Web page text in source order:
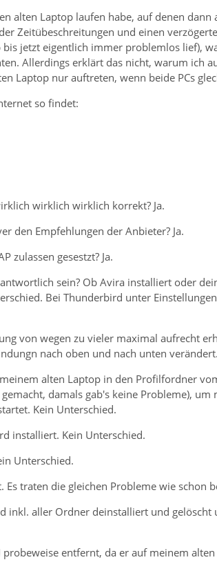
alten Laptop laufen habe, auf denen
Zeitübeschreitungen und einen
jetzt eigentlich immer problemlos lief),
Allerdings erklärt das nicht, warum ich
Laptop nur auftreten, wenn beide PCs
so findet:
wirklich wirklich korrekt? Ja.
den Empfehlungen der Anbieter? Ja.
zulassen gesestzt? Ja.
sein? Ob Avira installiert oder
Bei Thunderbird unter
von wegen zu vieler maximal aufrecht
nach oben und nach unten
alten Laptop in den Profilfordner
damals gab's keine Probleme),
Kein Unterschied.
installiert. Kein Unterschied.
Unterschied.
Es traten die gleichen Probleme wie schon
inkl. aller Ordner deinstalliert und gelöscht
probeweise entfernt, da er auf meinem